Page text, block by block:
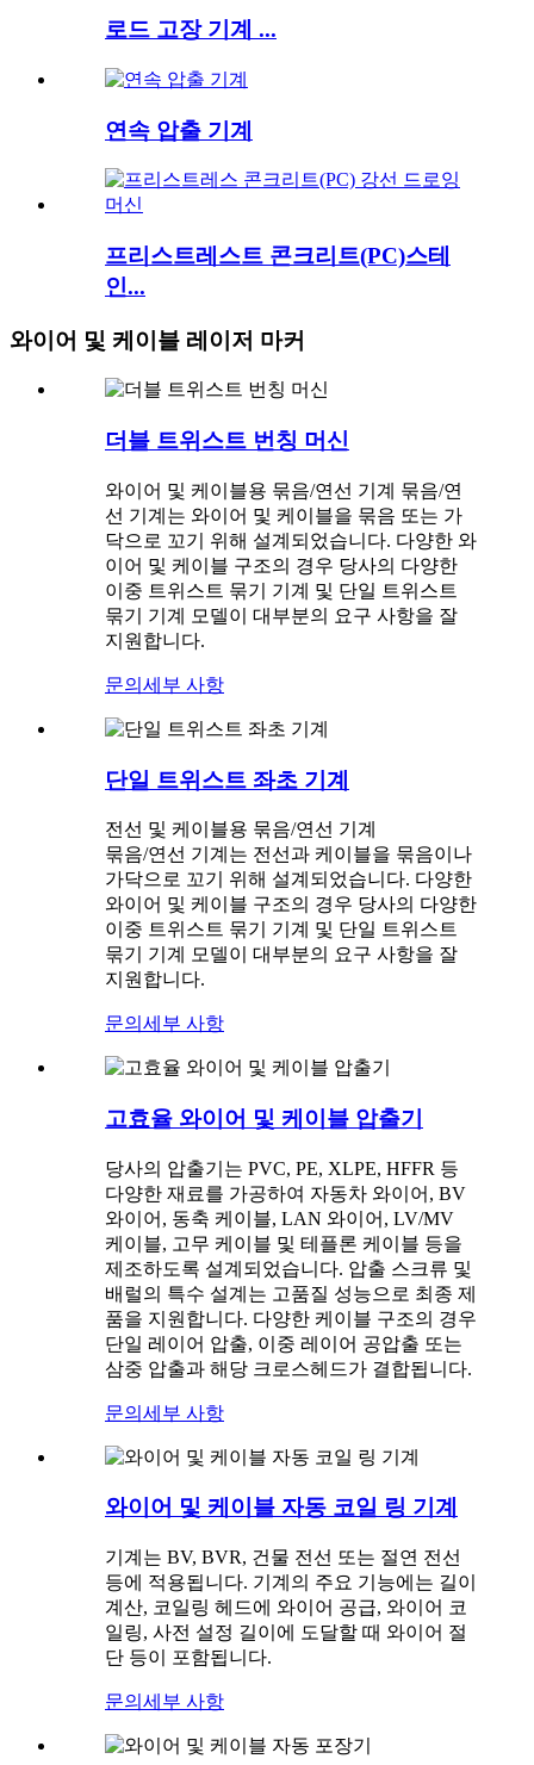
로드 고장 기계 ...
연속 압출 기계
프리스트레스트 콘크리트(PC)스테
인...
와이어 및 케이블 레이저 마커
더블 트위스트 번칭 머신
와이어 및 케이블용 묶음/연선 기계 묶음/연
선 기계는 와이어 및 케이블을 묶음 또는 가
닥으로 꼬기 위해 설계되었습니다. 다양한 와
이어 및 케이블 구조의 경우 당사의 다양한
이중 트위스트 묶기 기계 및 단일 트위스트
묶기 기계 모델이 대부분의 요구 사항을 잘
지원합니다.
문의 세부 사항
단일 트위스트 좌초 기계
전선 및 케이블용 묶음/연선 기계
묶음/연선 기계는 전선과 케이블을 묶음이나
가닥으로 꼬기 위해 설계되었습니다. 다양한
와이어 및 케이블 구조의 경우 당사의 다양한
이중 트위스트 묶기 기계 및 단일 트위스트
묶기 기계 모델이 대부분의 요구 사항을 잘
지원합니다.
문의 세부 사항
고효율 와이어 및 케이블 압출기
당사의 압출기는 PVC, PE, XLPE, HFFR 등
다양한 재료를 가공하여 자동차 와이어, BV
와이어, 동축 케이블, LAN 와이어, LV/MV
케이블, 고무 케이블 및 테플론 케이블 등을
제조하도록 설계되었습니다. 압출 스크류 및
배럴의 특수 설계는 고품질 성능으로 최종 제
품을 지원합니다. 다양한 케이블 구조의 경우
단일 레이어 압출, 이중 레이어 공압출 또는
삼중 압출과 해당 크로스헤드가 결합됩니다.
문의 세부 사항
와이어 및 케이블 자동 코일 링 기계
기계는 BV, BVR, 건물 전선 또는 절연 전선
등에 적용됩니다. 기계의 주요 기능에는 길이
계산, 코일링 헤드에 와이어 공급, 와이어 코
일링, 사전 설정 길이에 도달할 때 와이어 절
단 등이 포함됩니다.
문의 세부 사항